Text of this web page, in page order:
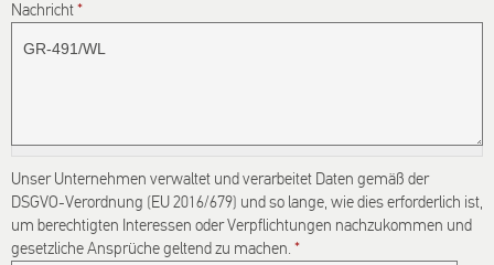
Nachricht*
Unser Unternehmen verwaltet und verarbeitet Daten gemäß der
DSGVO-Verordnung (EU 2016/679) und so lange, wie dies erforderlich ist,
um berechtigten Interessen oder Verpflichtungen nachzukommen und
gesetzliche Ansprüche geltend zu machen. *